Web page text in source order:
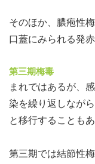
そのほか、膿疱性
口蓋にみられる発
第三期梅毒
まれではあるが、
染を繰り返しなが
と移行することもあ
第三期では結節性